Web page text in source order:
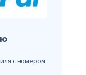
с номером